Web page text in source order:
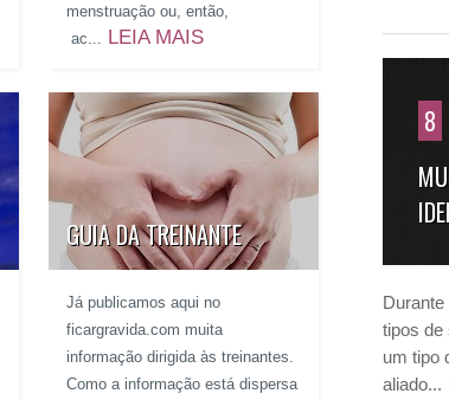
menstruação ou, então,
ac...
LEIA MAIS
GUIA DA TREINANTE
Já publicamos aqui no
ficargravida.com muita
informação dirigida às treinantes.
Como a informação está dispersa
8
tipos de
um tipo
aliado...